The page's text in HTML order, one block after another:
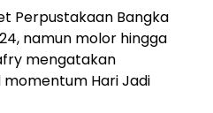
Perpustakaan Bangka
namun molor hingga
mengatakan
Hari Jadi